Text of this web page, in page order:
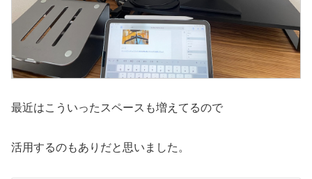
最近はこういったスペースも増えてるので
活用するのもありだと思いました。